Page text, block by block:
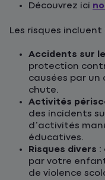
Découvrez ici
Les risques incluent
Accidents sur
protection
causées par
chute.
Activités
des incidents
d’activités
éducatives.
Risques divers :
par votre
de violence